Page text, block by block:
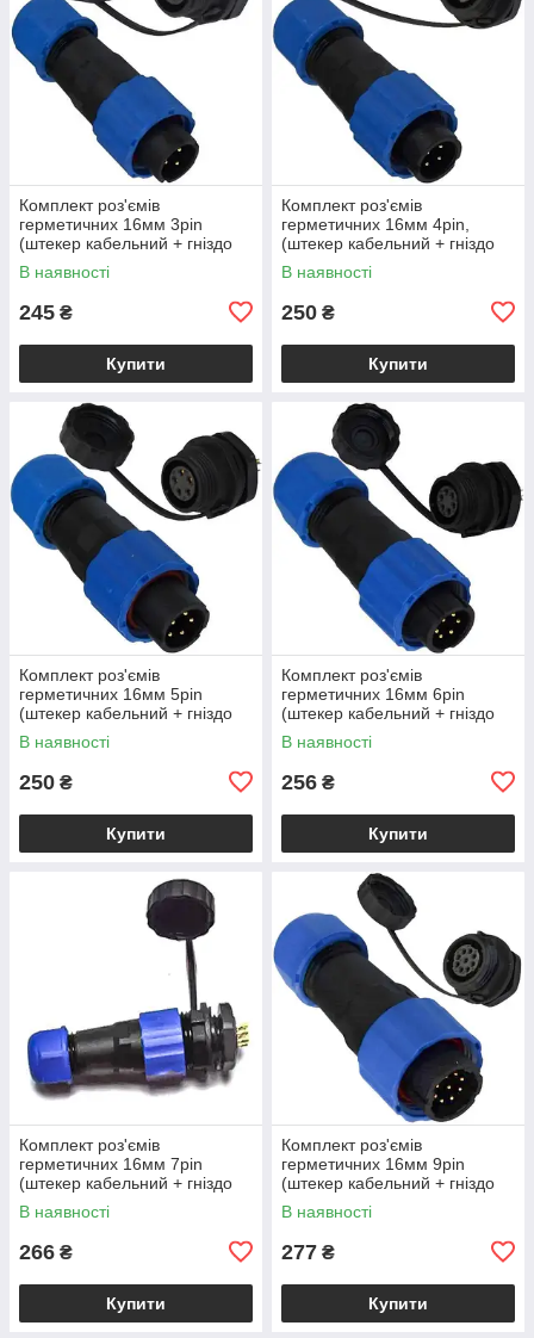
Комплект роз'ємів
герметичних 16мм 3pin
(штекер кабельний + гніздо
монтажне)
В наявності
245 ₴
Купити
Комплект роз'ємів
герметичних 16мм 4pin,
(штекер кабельний + гніздо
монтажне)
В наявності
250 ₴
Купити
Комплект роз'ємів
герметичних 16мм 5pin
(штекер кабельний + гніздо
монтажне)
В наявності
250 ₴
Купити
Комплект роз'ємів
герметичних 16мм 6pin
(штекер кабельний + гніздо
монтажне)
В наявності
256 ₴
Купити
Комплект роз'ємів
герметичних 16мм 7pin
(штекер кабельний + гніздо
монтажне)
В наявності
266 ₴
Купити
Комплект роз'ємів
герметичних 16мм 9pin
(штекер кабельний + гніздо
монтажне)
В наявності
277 ₴
Купити